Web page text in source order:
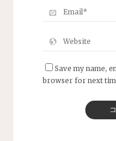
Save my name,
browser for next